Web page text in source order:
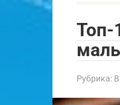
Топ-
Рубрика: